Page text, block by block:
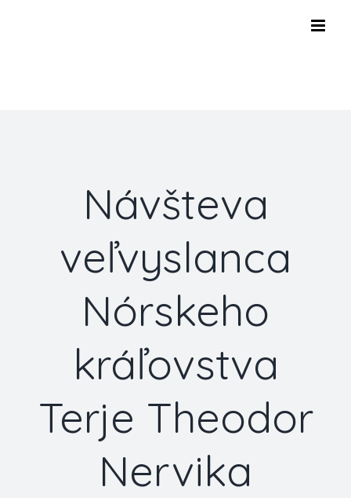
Návšteva
veľvyslanca
Nórskeho
kráľovstva
Terje Theodor
Nervika